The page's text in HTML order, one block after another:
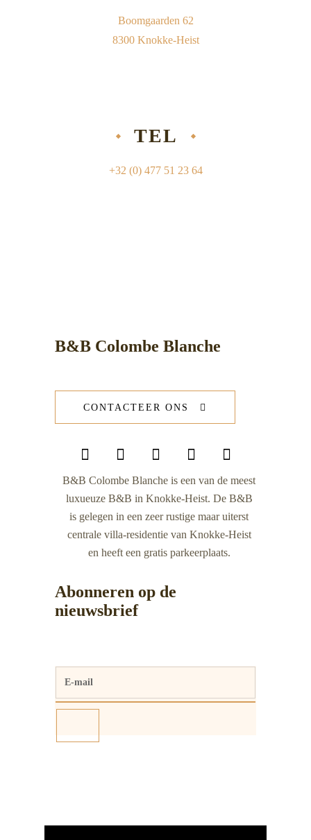
Boomgaarden 62
8300 Knokke-Heist
TEL
+32 (0) 477 51 23 64
B&B Colombe Blanche
CONTACTEER ONS
B&B Colombe Blanche is een van de meest
luxueuze B&B in Knokke-Heist. De B&B
is gelegen in een zeer rustige maar uiterst
centrale villa-residentie van Knokke-Heist
en heeft een gratis parkeerplaats.
Abonneren op de
nieuwsbrief